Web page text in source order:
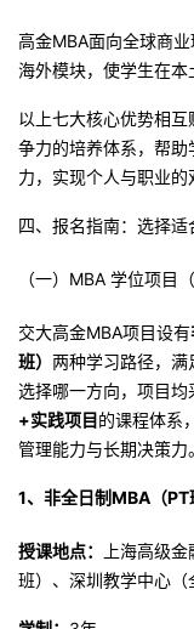
高金MBA面向全球商
海外模块，使学生在
以上七大核心优势相
争力的培养体系，帮
力，实现个人与职业的
四、 报名指南：选择适
（一）MBA 学位项目
交大高金MBA项目设有
班） 两种学习路径，
选择哪一方向，项目均
+实践项目的课程体系
管理能力与长期决策力。
1、非全日制MBA（PT
授课地点：
上海高级
班）、深圳教学中心（